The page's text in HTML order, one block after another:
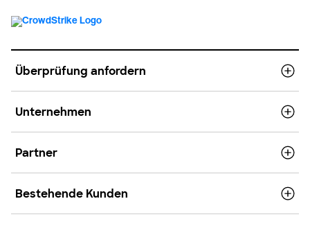
Überprüfung anfordern
Unternehmen
Partner
Bestehende Kunden